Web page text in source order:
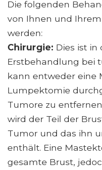
Die folgenden
von Ihnen und
werden:
Chirurgie: Dies ist in
Erstbehandlung bei
kann entweder eine
Lumpektomie
Tumore zu
wird der Teil der
Tumor und das ihn
enthält. Eine
gesamte Brust,